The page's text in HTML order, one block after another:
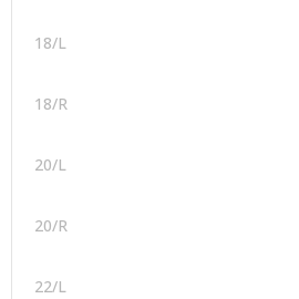
18/L
18/R
20/L
20/R
22/L